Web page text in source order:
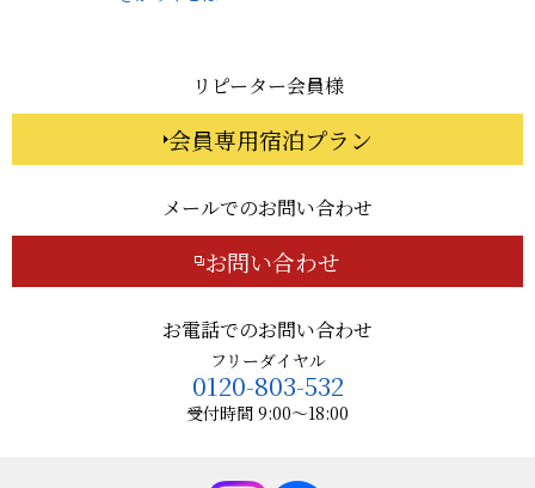
リピーター会員様
会員専用宿泊プラン
メールでのお問い合わせ
お問い合わせ
お電話でのお問い合わせ
フリーダイヤル
0120-803-532
受付時間 9:00～18:00